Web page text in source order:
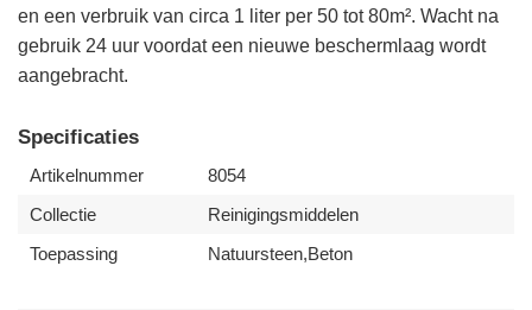
en een verbruik van circa 1 liter per 50 tot 80m². Wacht na
gebruik 24 uur voordat een nieuwe beschermlaag wordt
aangebracht.
Specificaties
Artikelnummer
8054
Collectie
Reinigingsmiddelen
Toepassing
Natuursteen,Beton